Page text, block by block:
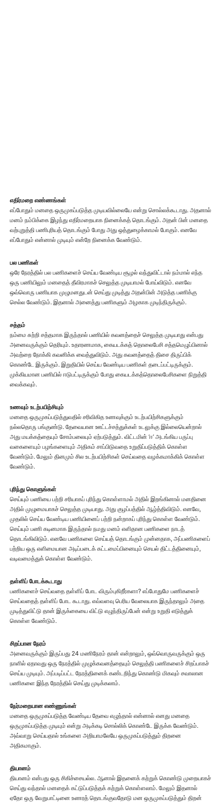
எதிர்மறை எண்ணங்கள்
எப்போதும் மனதை ஒருமுகப்படுத்த முடியவில்லையே என்று சொல்லக்கூடாது. அதனால்
மனம் நம்பிக்கை இழந்து எதிர்மறையாக நினைக்கத் தொடங்கும். அதன் பின் மனதை
வற்புறுத்தி பணிபுரியத் தொடங்கும் போது அது ஒத்துழைக்காமல் போகும். எனவே
எப்போதும் என்னால் முடியும் என்றே நினைக்க வேண்டும்.
பல பணிகள்
ஒரே நேரத்தில் பல பணிகளைச் செய்ய வேண்டிய சூழல் வந்துவிட்டால் நம்மால் எந்த
ஒரு பணியிலும் மனதைத் தீவிரமாகச் செலுத்த முடியாமல் போய்விடும். எனவே
ஒவ்வொரு பணியாக முழுமனதுடன் செய்து முடித்து அதன்பின் அடுத்த பணிக்கு
செல்ல வேண்டும். இதனால் அனைத்து பணிகளும் அழகாக முடிந்திருக்கும்.
சத்தம்
நம்மை சுற்றி சத்தமாக இருந்தால் பணியில் கவனத்தைச் செலுத்த முடியாது என்பது
அனைவருக்கும் தெரியும். உதாரணமாக, கையடக்கத் தொலைபேசி சத்தமெழுப்பினால்
அவற்றை நோக்கி கவனிக்க வைத்துவிடும். அது கவனத்தைத் திசை திருப்பிக்
கொண்டே இருக்கும். இறுதியில் செய்ய வேண்டிய பணிகள் தடைப்பட்டிருக்கும்.
முக்கியமான பணியில் ஈடுபட்டிருக்கும் போது கையடக்கத்தொலைபேசிகளை நிறுத்தி
வைக்கவும்.
உணவும் உடற்பயிற்சியும்
மனதை ஒருமுகப்படுத்துவதில் சரிவிகித உணவுக்கும் உடற்பயிற்சிகளுக்கும்
நல்லதொரு பங்குண்டு. தேவையான ஊட்டச்சத்துக்கள் உடலுக்கு இல்லையென்றால்
அது மயக்கத்தையும் சோம்பலையும் ஏற்படுத்தும். விட்டமின் ‘ஈ’ அடங்கிய பருப்பு
வகைளையும் பழங்களையும் அதிகம் சாப்பிடுவதை உறுதிப்படுத்திக் கொள்ள
வேண்டும். மேலும் தினமும் சில உடற்பயிற்சிகள் செய்வதை வழக்கமாக்கிக் கொள்ள
வேண்டும்.
புரிந்து கொளுங்கள்
செய்யும் பணியை பற்றி சரியாகப் புரிந்து கொள்ளாமல் அதில் இறங்கினால் மனதினை
அதில் முழுமையாகச் செலுத்த முடியாது. அது குழப்பத்தில் ஆழ்த்திவிடும். எனவே,
முதலில் செய்ய வேண்டிய பணியினைப் பற்றி நன்றாகப் புரிந்து கொள்ள வேண்டும்.
செய்யும் பணி கடினமாக இருந்தால் நமது மனம் எளிதான பணிகளை நாடத்
தொடங்கிவிடும். எனவே பணிகளை செய்யத் தொடங்கும் முன்னதாக, அப்பணிகளைப்
பற்றிய ஒரு எளிமையான அடிப்படைக் கட்டமைப்பினையும் செயல் திட்டத்தினையும்,
வடிவமைத்துக் கொள்ள வேண்டும்.
தள்ளிப் போடக்கூடாது
பணிகளைச் செய்வதை தள்ளிப் போட விரும்புகிறீர்களா? எப்போதுமே பணிகளைச்
செய்வதைத் தள்ளிப் போட கூடாது. எவ்வளவு பெரிய வேலையாக இருந்தாலும் அதை
முடித்துவிட்டு தான் இருக்கையை விட்டு எழுந்திருப்பேன் என்று உறுதி எடுத்துக்
கொள்ள வேண்டும்.
சிறப்பான நேரம்
அனைவருக்கும் இருப்பது 24 மணிநேரம் தான் என்றாலும், ஒவ்வொருவருக்கும் ஒரு
நாளில் ஏதாவது ஒரு நேரத்தில் முழுக்கவனத்தையும் செலுத்தி பணிகளைச் சிறப்பாகச்
செய்ய முடியும். அப்படிப்பட்ட நேரத்தினைக் கண்டறிந்து கொண்டு மிகவும் சவாலான
பணிகளை இந்த நேரத்தில் செய்து முடிக்கலாம்.
நேர்மறையான எண்ணுங்கள்
மனதை ஒருமுகப்படுத்த வேண்டிய தேவை எழுந்தால் என்னால் எனது மனதை
ஒருமுகப்படுத்த முடியும் என்று அடிக்கடி சொல்லிக் கொண்டே இருக்க வேண்டும்.
அவ்வாறு செய்யதால் உங்களை அறியாமலேயே ஒருமுகப்படுத்தும் திறனை
அதிகமாகும்.
தியானம்
தியானம் என்பது ஒரு சிகிச்சையல்ல. ஆனால் இதனைக் கற்றுக் கொண்டு முறையாகச்
செய்து வந்தால் மனதைக் கட்டுப்படுத்தக் கற்றுக் கொள்ளலாம். மேலும் இதனால்
ஏதோ ஒரு வேறுபாட்டினை உணரத் தொடங்குவதோடு மன ஒருமுகப்படுத்தும் திறன்